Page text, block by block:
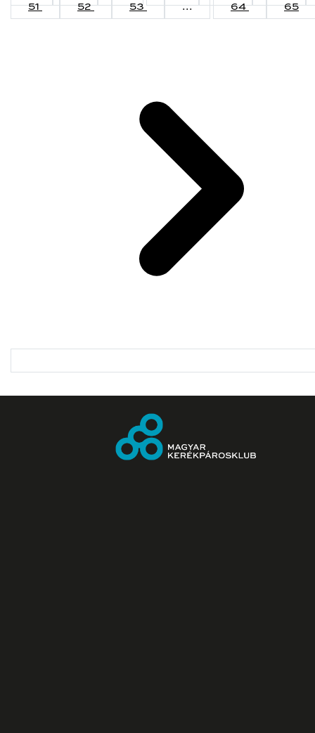
51
52 53 ... 64 65